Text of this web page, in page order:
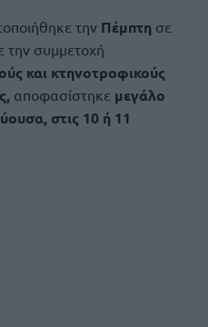
την Πέμπτη σε
την συμμετοχή
και κτηνοτροφικούς
αποφασίστηκε μεγάλο
στις 10 ή 11